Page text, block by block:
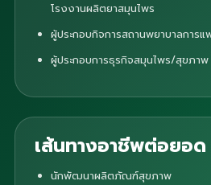
โรงงานผลิตยาสมุนไพร
ผู้ประกอบกิจการสถานพยาบาลการ
ผู้ประกอบการธุรกิจสมุนไพร/สุขภาพ
เส้นทางอาชีพต่อยอด
นักพัฒนาผลิตภัณฑ์สุขภาพ